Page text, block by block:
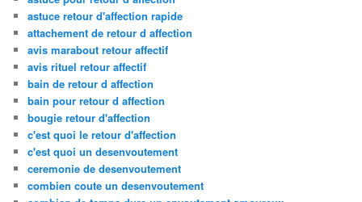
astuce retour d'affection rapide
attachement de retour d affection
avis marabout retour affectif
avis rituel retour affectif
bain de retour d affection
bain pour retour d affection
bougie retour d'affection
c'est quoi le retour d'affection
c'est quoi un desenvoutement
ceremonie de desenvoutement
combien coute un desenvoutement